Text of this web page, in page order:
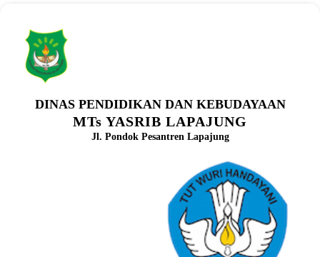
DINAS PENDIDIKAN DAN KEBUDAYAAN
MTs YASRIB LAPAJUNG
Jl. Pondok Pesantren Lapajung